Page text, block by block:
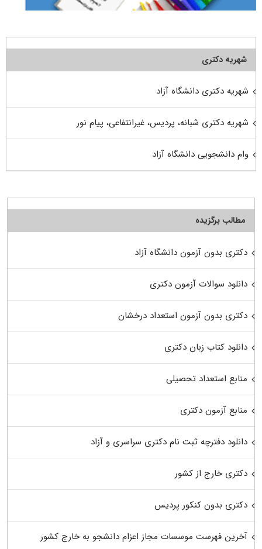
شهریه دکتری
شهریه دکتری دانشگاه آزاد
شهریه دکتری شبانه، پردیس، غیرانتفاعی، پیام نور
وام دانشجویی دانشگاه آزاد
مطالب برگزیده
دکتری بدون آزمون دانشگاه آزاد
دانلود سوالات آزمون دکتری
دکتری بدون آزمون استعداد درخشان
دانلود کتاب زبان دکتری
منابع استعداد تحصیلی
منابع آزمون دکتری
دانلود دفترچه ثبت نام دکتری سراسری و آزاد
دکتری خارج از کشور
دکتری بدون کنکور پردیس
آخرین فهرست موسسات مجاز اعزام دانشجو به خارج کشور